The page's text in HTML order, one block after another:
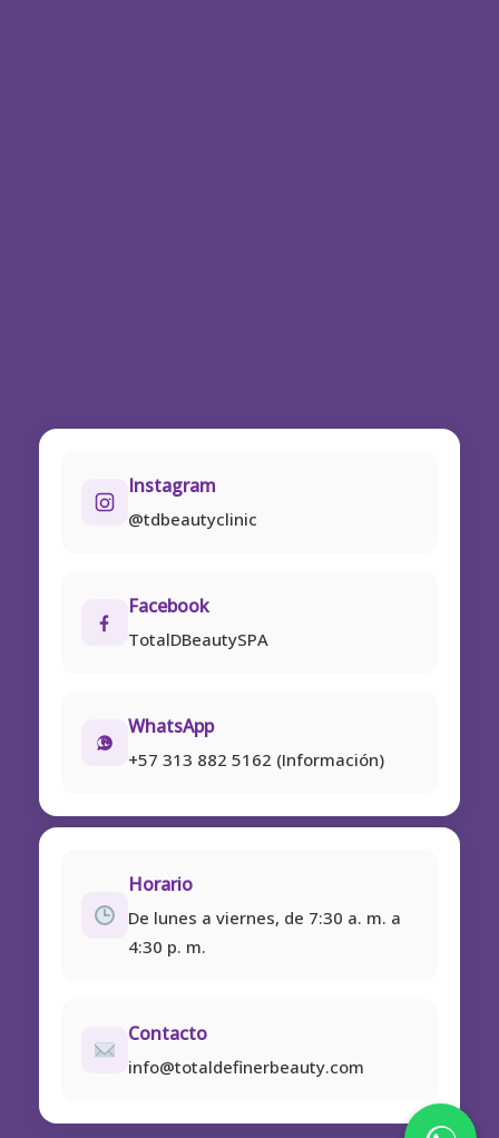
Instagram
@tdbeautyclinic
Facebook
TotalDBeautySPA
WhatsApp
+57 313 882 5162 (Información)
Horario
De lunes a viernes, de 7:30 a. m. a
4:30 p. m.
Contacto
info@totaldefinerbeauty.com